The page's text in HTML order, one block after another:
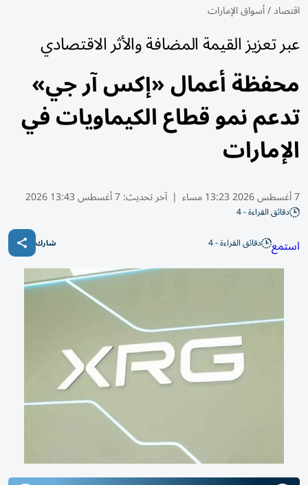
اقتصاد/أسواق الإمارات
عبر تعزيز القيمة المضافة والأثر الاقتصادي
محفظة أعمال «إكس آر جي»
تدعم نمو قطاع الكيماويات في
الإمارات
7 أغسطس 2026 13:23 مساء | آخر تحديث:7 أغسطس 13:43 2026
دقائق القراءة - 4
استمع دقائق القراءة - 4 شارك